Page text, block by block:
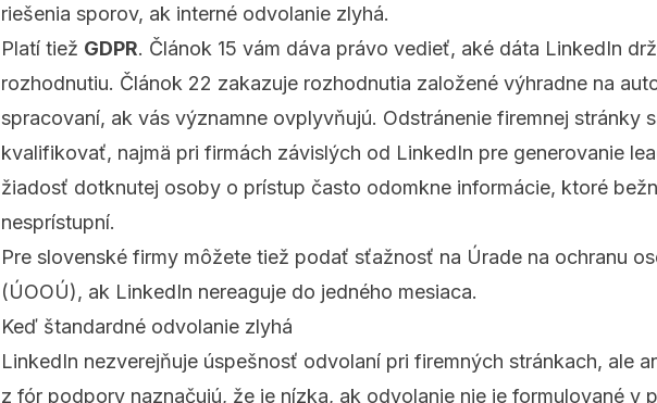
riešenia sporov, ak interné odvolanie zlyhá.
Platí tiež GDPR. Článok 15 vám dáva právo vedieť, aké dáta LinkedIn
rozhodnutiu. Článok 22 zakazuje rozhodnutia založené výhradne na
spracovaní, ak vás významne ovplyvňujú. Odstránenie firemnej stránky
kvalifikovať, najmä pri firmách závislých od LinkedIn pre generovanie
žiadosť dotknutej osoby o prístup často odomkne informácie, ktoré
nesprístupní.
Pre slovenské firmy môžete tiež podať sťažnosť na Úrade na ochranu
(ÚOOÚ), ak LinkedIn nereaguje do jedného mesiaca.
Keď štandardné odvolanie zlyhá
LinkedIn nezverejňuje úspešnosť odvolaní pri firemných stránkach, ale
z fór podpory naznačujú, že je nízka, ak odvolanie nie je formulované v